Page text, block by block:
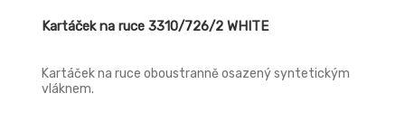
Kartáček na ruce 3310/726/2 WHITE
Kartáček na ruce oboustranně osazený syntetickým
vláknem.